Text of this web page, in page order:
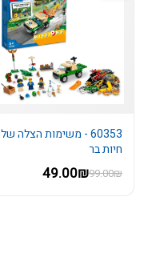
60353 - משימות הצלה של
חיות בר
99.00₪
49.00₪